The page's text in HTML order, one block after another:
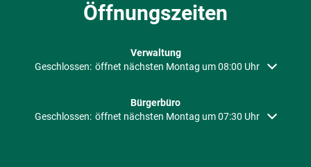
Öffnungszeiten
Verwaltung
Klicken, um weitere Öffnungs- oder Schließzeiten auszublenden
Geschlossen: öffnet nächsten Montag um 08:00 Uhr
Bürgerbüro
Klicken, um weitere Öffnungs- oder Schließzeiten auszublenden
Geschlossen: öffnet nächsten Montag um 07:30 Uhr